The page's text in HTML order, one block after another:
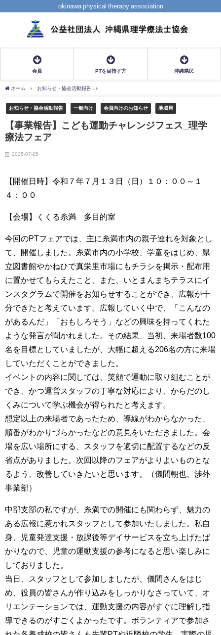
okinawa physical therapy association
会員 PTを目指す方 沖縄県民
ホーム お知らせ・協会活動報告
お知らせ・協会活動報告 一般向け 会員向けのお知らせ 地域局
【事業報告】こども運動チャレンジフェス_理学
療法フェア
2025-07-25
【開催日時】令和７年７月１３日（日）１０：００～１
４：００
【会場】くくる糸満 多目的室
今回のPTフェアでは、主に糸満市内の親子連れを対象とし
て、開催しました。糸満市内の小学校、学童をはじめ、県
立図書館やかねひで真栄里市場にもチラシを掲示・配布用
に置かせてもらえたこと、また、いとまんまちテラスにイ
ンスタグラムで開催をお知らせすることができ、広報が十
分できたと考えています。広報していく中で、「こんなの
があるんだ」「おもしろそう」などの興味を持ってくれた
ような発言が聞かれました。その結果、当初、来場者数100
名を目標としていましたが、大幅に超える206名の方に来場
していただくことができました。
イベントの内容に関しては、笑顔で運動に取り組むことが
でき、かつ運営スタッフの丁寧な対応により、からだのし
くみについて学ぶ機会が得られたと考えます。
想定以上の来場者であったため、導線がわからなかった、
順番がわかりづらかったなどの意見をいただきました。会
場を広い場所にする、スタッフを適切に配置するなどの反
省点がありました。次回以降のフェアがよりよいものとな
るよう、改善していきたいと思います。（儀間朝也、渉外
事業部）
中部支部の私ですが、糸満での開催にも関わらず、魅力の
ある広報に惹かれスタッフとして参加いたしました。私自
身、児童発達支援・放課後等デイサービスを立ち上げたば
かりなので、児童の運動支援の参考になると思い楽しみに
しておりました。
当日、スタッフとして参加しましたが、儀間さんをはじ
め、役員の皆さんが作り込みをしっかりなさっていて、オ
リエンテーションでは、運動支援の内容がすぐに理解し指
導できるのがすごくよかったです。ボランティアで参加さ